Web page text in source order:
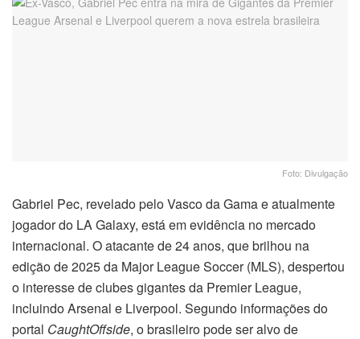
Foto: Divulgação
Gabriel Pec, revelado pelo Vasco da Gama e atualmente
jogador do LA Galaxy, está em evidência no mercado
internacional. O atacante de 24 anos, que brilhou na
edição de 2025 da Major League Soccer (MLS), despertou
o interesse de clubes gigantes da Premier League,
incluindo Arsenal e Liverpool. Segundo informações do
portal CaughtOffside, o brasileiro pode ser alvo de